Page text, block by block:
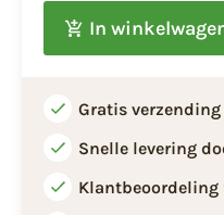
In
Gratis
Snelle levering
Klantbeoordeling